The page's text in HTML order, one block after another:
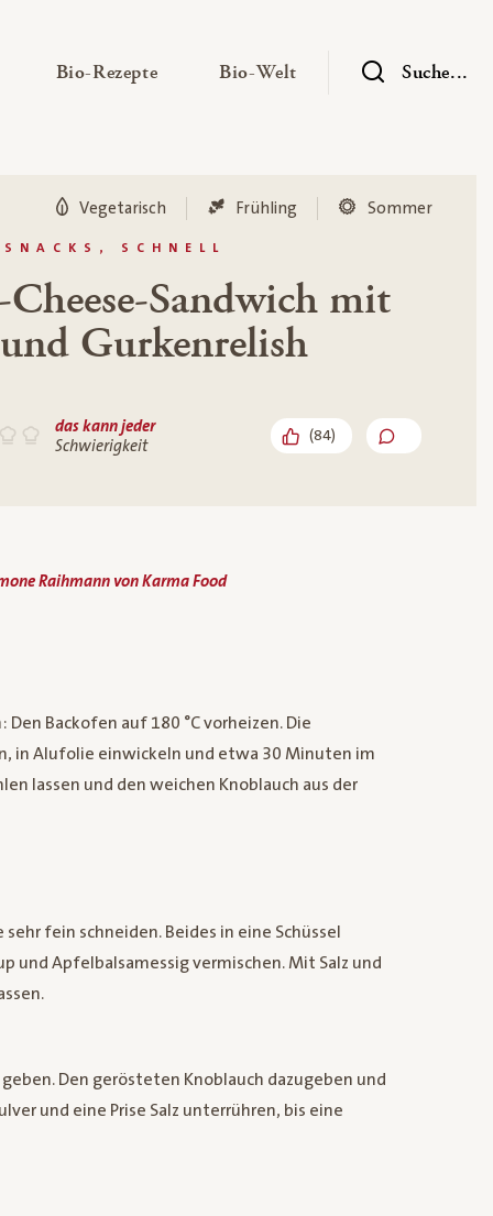
Untermenü ausklappen
Bio-Rezepte— Untermenü ausklappen
Bio-Welt — UntermenüSuche...
SCHNELL
Vegetarisch Frühling Sommer
Sandwich mit
Gurkenrelish
das kann jeder
Schwierigkeit
(84)
Raihmann von Karma Food
Backofen auf 180 °C vorheizen. Die
in Alufolie einwickeln und etwa 30 Minuten im
lassen und den weichen Knoblauch aus der
fein schneiden. Beides in eine Schüssel
und Apfelbalsamessig vermischen. Mit Salz und
Den gerösteten Knoblauch dazugeben und
und eine Prise Salz unterrühren, bis eine